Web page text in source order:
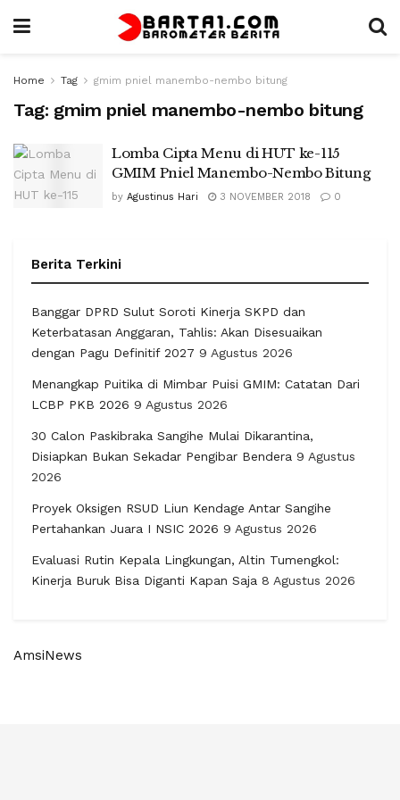
Home Tag gmim pniel manembo-nembo bitung
Tag: gmim pniel manembo-nembo bitung
Lomba Cipta Menu di HUT ke-115
GMIM Pniel Manembo-Nembo Bitung
by Agustinus Hari 3 NOVEMBER 2018 0
Berita Terkini
Banggar DPRD Sulut Soroti Kinerja SKPD dan
Keterbatasan Anggaran, Tahlis: Akan Disesuaikan
dengan Pagu Definitif 2027 9 Agustus 2026
Menangkap Puitika di Mimbar Puisi GMIM: Catatan Dari
LCBP PKB 2026 9 Agustus 2026
30 Calon Paskibraka Sangihe Mulai Dikarantina,
Disiapkan Bukan Sekadar Pengibar Bendera 9 Agustus
2026
Proyek Oksigen RSUD Liun Kendage Antar Sangihe
Pertahankan Juara I NSIC 2026 9 Agustus 2026
Evaluasi Rutin Kepala Lingkungan, Altin Tumengkol:
Kinerja Buruk Bisa Diganti Kapan Saja 8 Agustus 2026
AmsiNews